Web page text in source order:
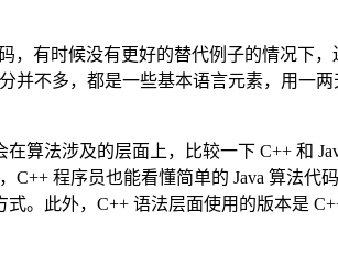
，有时候没有更好的替代例子的情况下
并不多，都是一些基本语言元素，用一
算法涉及的层面上，比较一下 C++ 和
C++ 程序员也能看懂简单的 Java 算法
。此外，C++ 语法层面使用的版本是